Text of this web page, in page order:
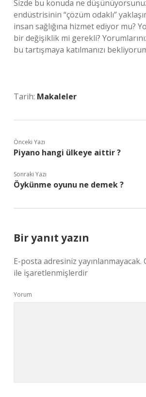
Sizde bu konuda ne
endüstrisinin “çözüm odaklı”
insan sağlığına hizmet ediyor mu?
bir değişiklik mi gerekli?
bu tartışmaya katılmanızı
Tarih: Makaleler
Önceki Yazı
Piyano hangi ülkeye aittir ?
Sonraki Yazı
Öykünme oyunu ne demek ?
Bir yanıt yazın
E-posta adresiniz yayınlanmayacak.
ile işaretlenmişlerdir
Yorum